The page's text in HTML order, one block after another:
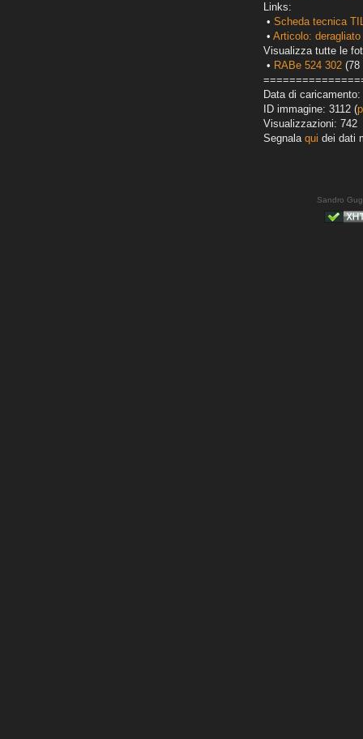
Links:
• Scheda tecnica
• Articolo:
Visualizza tutte le
• RABe 524 302 (78
Data di
ID immagine: 3112 (
Visualizzazioni: 742
Segnala qui dei dati
Sandro